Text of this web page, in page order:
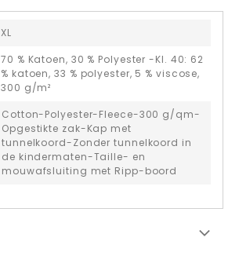
XL
70 % Katoen, 30 % Polyester -Kl. 40: 62
% katoen, 33 % polyester, 5 % viscose,
300 g/m²
Cotton-Polyester-Fleece-300 g/qm-
Opgestikte zak-Kap met
tunnelkoord-Zonder tunnelkoord in
de kindermaten-Taille- en
mouwafsluiting met Ripp-boord